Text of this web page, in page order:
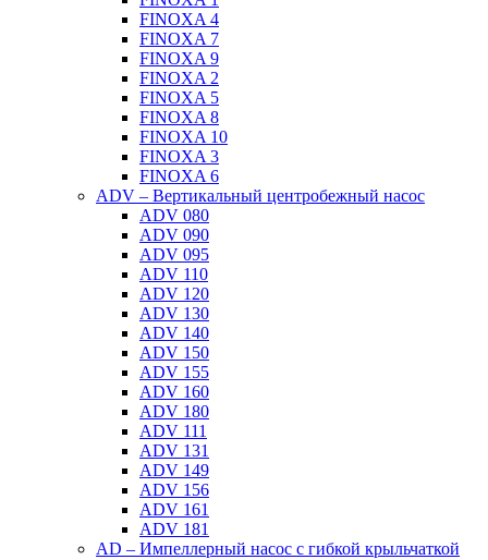
FINOXA 4
FINOXA 7
FINOXA 9
FINOXA 2
FINOXA 5
FINOXA 8
FINOXA 10
FINOXA 3
FINOXA 6
ADV – Вертикальный центробежный насос
ADV 080
ADV 090
ADV 095
ADV 110
ADV 120
ADV 130
ADV 140
ADV 150
ADV 155
ADV 160
ADV 180
ADV 111
ADV 131
ADV 149
ADV 156
ADV 161
ADV 181
AD – Импеллерный насос с гибкой крыльчаткой